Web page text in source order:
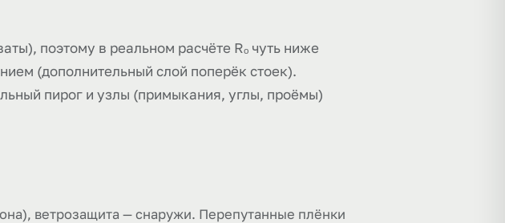
поэтому в реальном расчёте Rₒ чуть ниже
(дополнительный слой поперёк стоек).
пирог и узлы (примыкания, углы, проёмы)
ветрозащита — снаружи. Перепутанные плёнки